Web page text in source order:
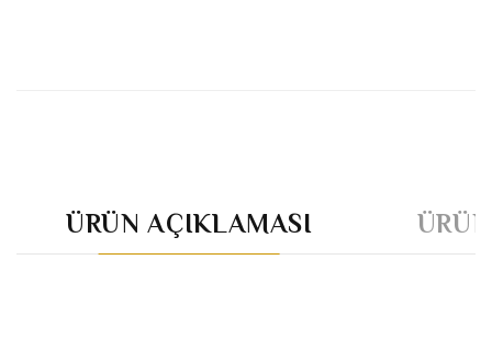
ÜRÜN AÇIKLAMASI